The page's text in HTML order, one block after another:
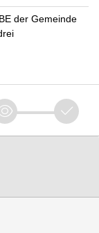
der Gemeinde